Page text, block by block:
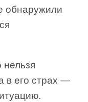
обнаружили
нельзя
в его страх —